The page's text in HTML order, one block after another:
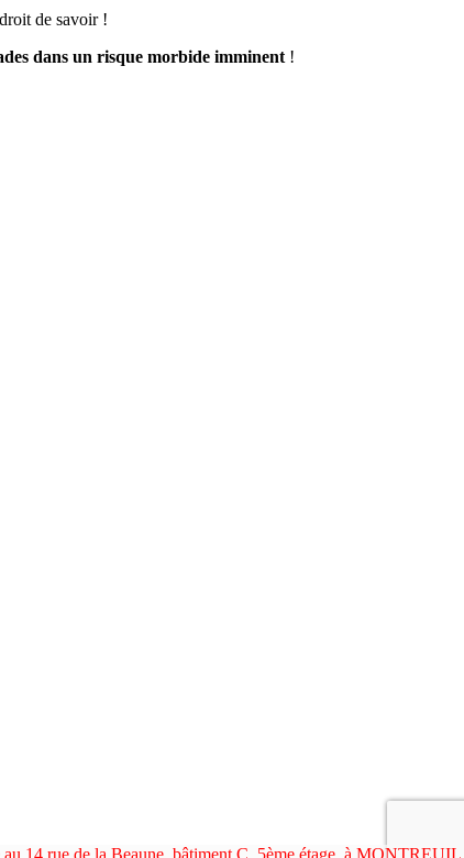
de savoir !
dans un risque morbide imminent !
14 rue de la Beaune, bâtiment C, 5ème étage, à MONTREUIL